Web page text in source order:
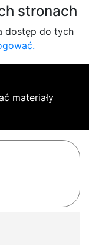
stronach
dostęp do tych
materiały